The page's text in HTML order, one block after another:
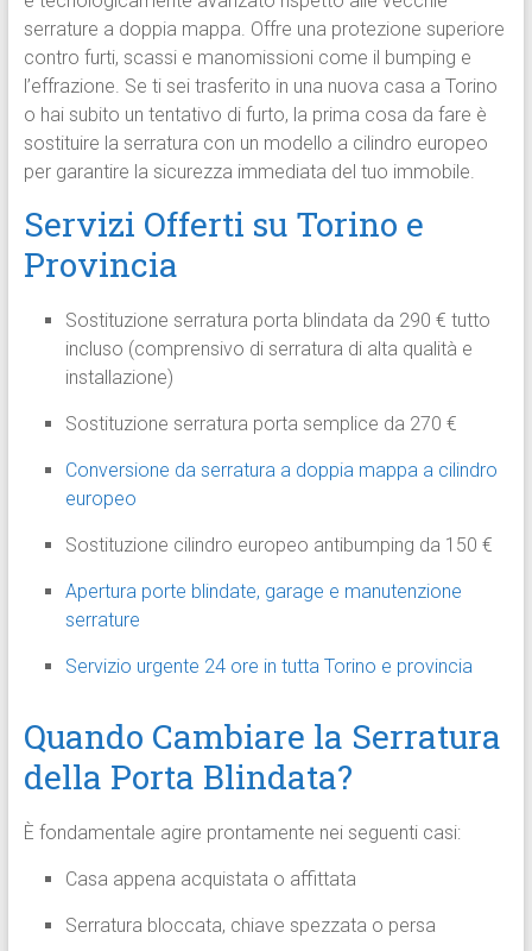
serrature a doppia mappa. Offre una protezione superiore
contro furti, scassi e manomissioni come il bumping e
l’effrazione. Se ti sei trasferito in una nuova casa a Torino
o hai subito un tentativo di furto, la prima cosa da fare è
sostituire la serratura con un modello a cilindro europeo
per garantire la sicurezza immediata del tuo immobile.
Servizi Offerti su Torino e
Provincia
Sostituzione serratura porta blindata da 290 € tutto
incluso (comprensivo di serratura di alta qualità e
installazione)
Sostituzione serratura porta semplice da 270 €
Conversione da serratura a doppia mappa a cilindro
europeo
Sostituzione cilindro europeo antibumping da 150 €
Apertura porte blindate, garage e manutenzione
serrature
Servizio urgente 24 ore in tutta Torino e provincia
Quando Cambiare la Serratura
della Porta Blindata?
È fondamentale agire prontamente nei seguenti casi:
Casa appena acquistata o affittata
Serratura bloccata, chiave spezzata o persa